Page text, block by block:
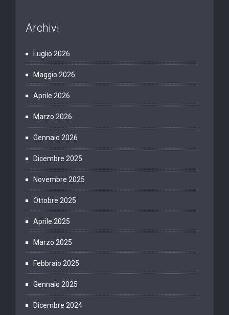
Archivi
Luglio 2026
Maggio 2026
Aprile 2026
Marzo 2026
Gennaio 2026
Dicembre 2025
Novembre 2025
Ottobre 2025
Aprile 2025
Marzo 2025
Febbraio 2025
Gennaio 2025
Dicembre 2024